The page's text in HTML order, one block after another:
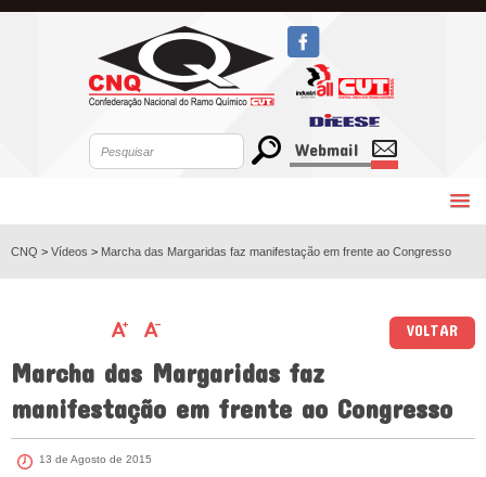
Webmail
CNQ > Vídeos > Marcha das Margaridas faz manifestação em frente ao Congresso
VOLTAR
Marcha das Margaridas faz
manifestação em frente ao Congresso
13 de Agosto de 2015